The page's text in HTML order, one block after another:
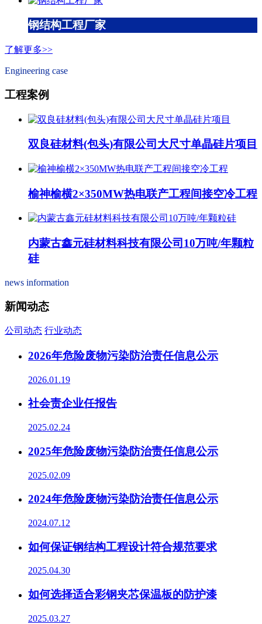
钢结构工程厂家
了解更多>>
Engineering case
工程案例
双良硅材料(包头)有限公司大尺寸单晶硅片项目
榆神榆横2×350MW热电联产工程间接空冷工程
内蒙古鑫元硅材料科技有限公司10万吨/年颗粒
硅
news information
新闻动态
公司动态 行业动态
2026年危险废物污染防治责任信息公示
2026.01.19
社会责企业任报告
2025.02.24
2025年危险废物污染防治责任信息公示
2025.02.09
2024年危险废物污染防治责任信息公示
2024.07.12
如何保证钢结构工程设计符合规范要求
2025.04.30
如何选择适合彩钢夹芯保温板的防护漆
2025.03.27